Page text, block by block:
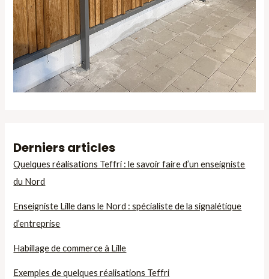
Derniers articles
Quelques réalisations Teffri : le savoir faire d’un enseigniste
du Nord
Enseigniste Lille dans le Nord : spécialiste de la signalétique
d’entreprise
Habillage de commerce à Lille
Exemples de quelques réalisations Teffri